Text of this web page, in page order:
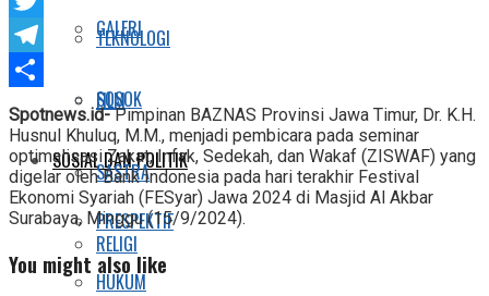
TEKNOLOGI
SOSOK
SOSIAL DAN POLITIK
PRESPEKTIF
HUKUM
GALERI
FILM
SASTRA
RELIGI
Twitter
Telegram
Share
Spotnews.id-Pimpinan BAZNAS Provinsi Jawa Timur, Dr. K.H.
Husnul Khuluq, M.M., menjadi pembicara pada seminar
optimalisasi Zakat, Infak, Sedekah, dan Wakaf (ZISWAF) yang
digelar oleh Bank Indonesia pada hari terakhir Festival
Ekonomi Syariah (FESyar) Jawa 2024 di Masjid Al Akbar
Surabaya, Minggu (15/9/2024).
You might also like